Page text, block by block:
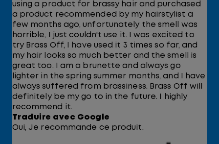
using a product for brassy hair and purchased
a product recommended by my hairstylist a
few months ago, unfortunately the smell was
horrible, I just couldn't use it. I was excited to
try Brass Off, I have used it 3 times so far, and
my hair looks so much better and the smell is
great too. I am a brunette and always go
lighter in the spring summer months, and I have
always suffered from brassiness. Brass Off will
definitely be my go to in the future. I highly
recommend it.
Traduire avec Google
Oui, Je recommande ce produit.